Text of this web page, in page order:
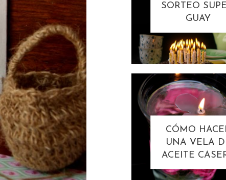
SORTEO
GUAY
CÓMO
UNA VELA
ACEITE